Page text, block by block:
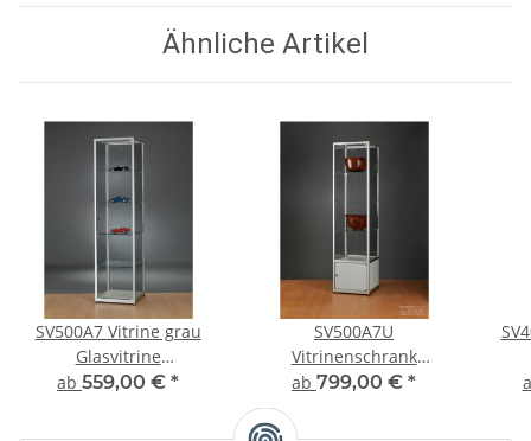
Ähnliche Artikel
SV500A7 Vitrine grau
Glasvitrine
Ausstellungsvitrine
ab 559,00 € *
SV500A7U
Vitrinenschrank
Glasvitrine Vitrine mit
Ausstellungsvitrine
ab 799,00 € *